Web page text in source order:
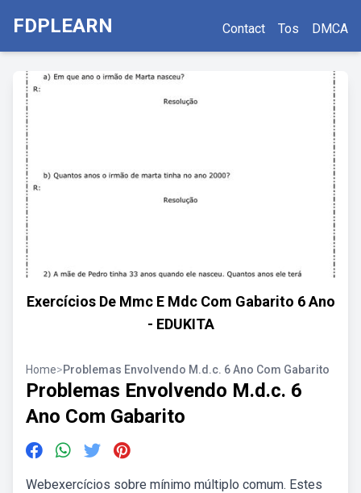
FDPLEARN Contact Tos DMCA
Exercícios De Mmc E Mdc Com Gabarito 6 Ano
- EDUKITA
Home>Problemas Envolvendo M.d.c. 6 Ano Com Gabarito
Problemas Envolvendo M.d.c. 6
Ano Com Gabarito
Webexercícios sobre mínimo múltiplo comum. Estes